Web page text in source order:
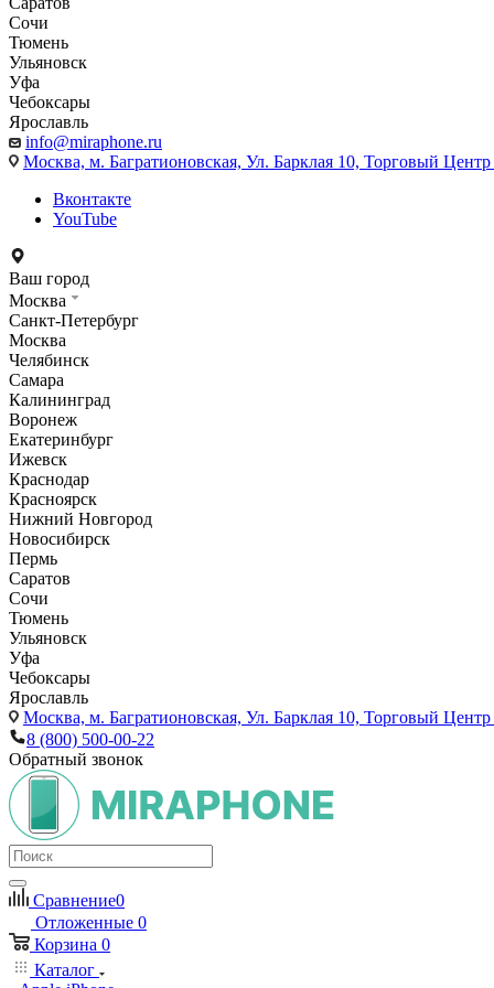
Сочи
Тюмень
Ульяновск
Уфа
Чебоксары
Ярославль
info@miraphone.ru
Москва, м. Багратионовская, Ул. Барклая 10, Торговый
Вконтакте
YouTube
Ваш город
Москва
Санкт-Петербург
Москва
Челябинск
Самара
Калининград
Воронеж
Екатеринбург
Ижевск
Краснодар
Красноярск
Нижний Новгород
Новосибирск
Пермь
Саратов
Сочи
Тюмень
Ульяновск
Уфа
Чебоксары
Ярославль
Москва, м. Багратионовская, Ул. Барклая 10, Торговый
8 (800) 500-00-22
Обратный звонок
Сравнение0
Отложенные 0
Корзина 0
Каталог